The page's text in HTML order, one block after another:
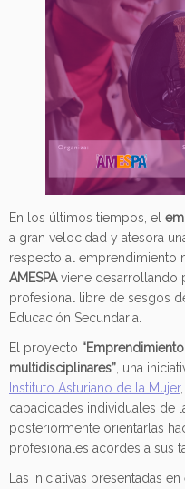
En los últimos tiempos, el
a gran velocidad y atesora
respecto al emprendimiento
AMESPAviene desarrollando
profesional libre de sesgos
Educación Secundaria.
El proyecto
multidisciplinares” , una
Instituto Asturiano de la Mujer
capacidades individuales de
posteriormente orientarlas
profesionales acordes a sus
Las iniciativas presentadas